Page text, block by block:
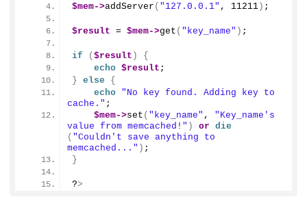
$mem->addServer ( "127.0.0.1" , 11211) ;
$result = $mem->get ( "key_name" ) ;
if ($result )
{
echo $result ;
} else
{
echo "No key found. Adding key to
cache." ;
$mem->set ( "key_name" , "Key_name's
value from memcached!" ) or die
( "Couldn't save anything to
memcached..." ) ;
}
?>